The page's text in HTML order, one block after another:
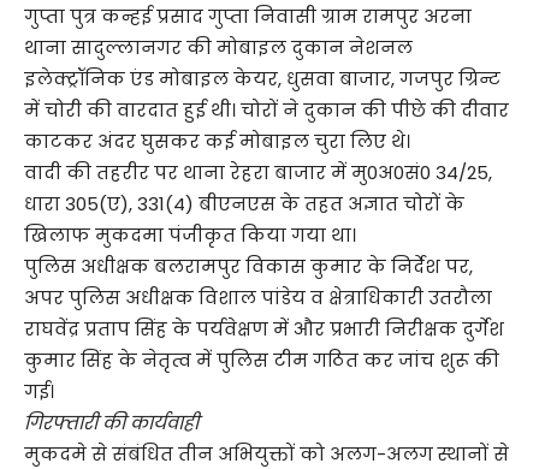
गुप्ता पुत्र कन्हई प्रसाद गुप्ता निवासी ग्राम रामपुर अरना
थाना सादुल्लानगर की मोबाइल दुकान नेशनल
इलेक्ट्रॉनिक एंड मोबाइल केयर, धुसवा बाजार, गजपुर ग्रिन्ट
में चोरी की वारदात हुई थी। चोरों ने दुकान की पीछे की दीवार
काटकर अंदर घुसकर कई मोबाइल चुरा लिए थे।
वादी की तहरीर पर थाना रेहरा बाजार में मु0अ0सं0 34/25,
धारा 305(ए), 331(4) बीएनएस के तहत अज्ञात चोरों के
खिलाफ मुकदमा पंजीकृत किया गया था।
पुलिस अधीक्षक बलरामपुर विकास कुमार के निर्देश पर,
अपर पुलिस अधीक्षक विशाल पांडेय व क्षेत्राधिकारी उतरौला
राघवेंद्र प्रताप सिंह के पर्यवेक्षण में और प्रभारी निरीक्षक दुर्गेश
कुमार सिंह के नेतृत्व में पुलिस टीम गठित कर जांच शुरू की
गई।
गिरफ्तारी की कार्यवाही
मुकदमे से संबंधित तीन अभियुक्तों को अलग-अलग स्थानों से